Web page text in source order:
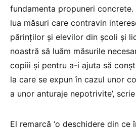
fundamenta propuneri
lua măsuri care contravin
părinţilor şi elevilor din şcoli şi
noastră să luăm măsurile
copiii şi pentru a-i ajuta să
la care se expun în cazul unor
a unor anturaje nepotrivite’,
El remarcă ‘o deschidere din ce